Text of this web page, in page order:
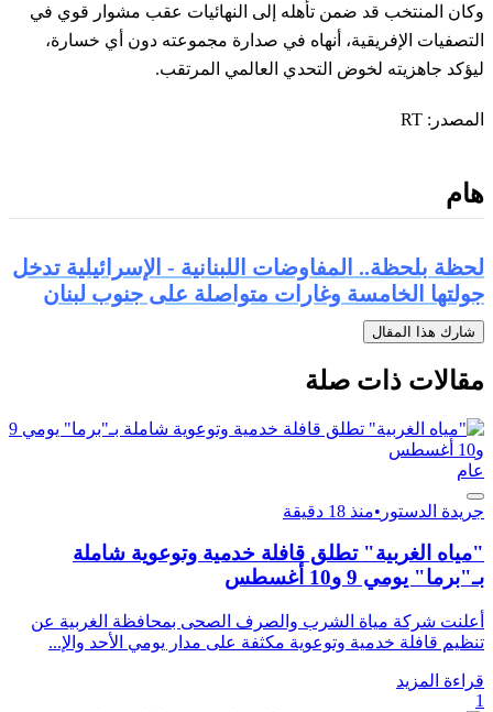
وكان المنتخب قد ضمن تأهله إلى النهائيات عقب مشوار قوي في
التصفيات الإفريقية، أنهاه في صدارة مجموعته دون أي خسارة،
ليؤكد جاهزيته لخوض التحدي العالمي المرتقب.
المصدر: RT
هام
لحظة بلحظة.. المفاوضات اللبنانية - الإسرائيلية تدخل
جولتها الخامسة وغارات متواصلة على جنوب لبنان
شارك هذا المقال
مقالات ذات صلة
عام
جريدة الدستور •منذ 18 دقيقة
"مياه الغربية" تطلق قافلة خدمية وتوعوية شاملة
بـ"برما" يومي 9 و10 أغسطس
أعلنت شركة مياة الشرب والصرف الصحى بمحافظة الغربية عن
تنظيم قافلة خدمية وتوعوية مكثفة على مدار يومي الأحد والإ...
قراءة المزيد
1